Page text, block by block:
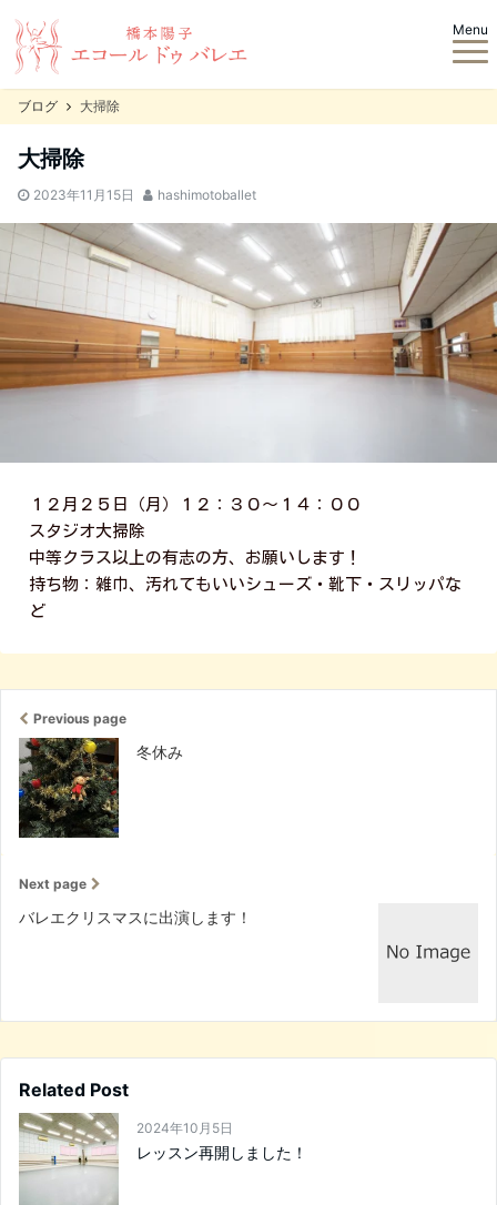
Menu
ブログ 大掃除
大掃除
2023年11月15日 hashimotoballet
１２月２５日（月）１２：３０～１４：００
スタジオ大掃除
中等クラス以上の有志の方、お願いします！
持ち物：雑巾、汚れてもいいシューズ・靴下・スリッパな
ど
Previous page
冬休み
Next page
バレエクリスマスに出演します！
Related Post
2024年10月5日
レッスン再開しました！